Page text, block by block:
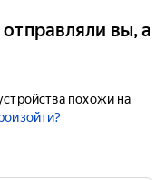
вы, а
похожи на